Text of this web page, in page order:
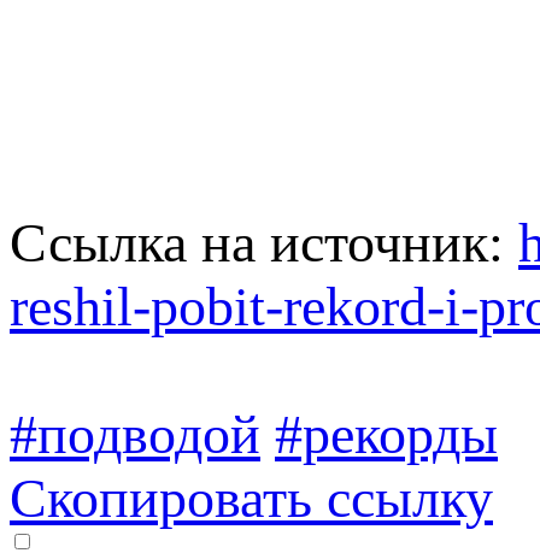
Ссылка на источник:
reshil-pobit-rekord-i-
#подводой #рекорды
Скопировать ссылку